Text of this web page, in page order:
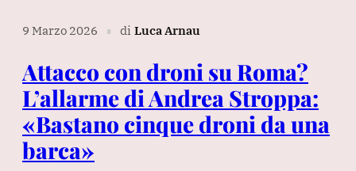
9 Marzo 2026 ∎ di Luca Arnau
Attacco con droni su Roma?
L’allarme di Andrea Stroppa:
«Bastano cinque droni da una
barca»